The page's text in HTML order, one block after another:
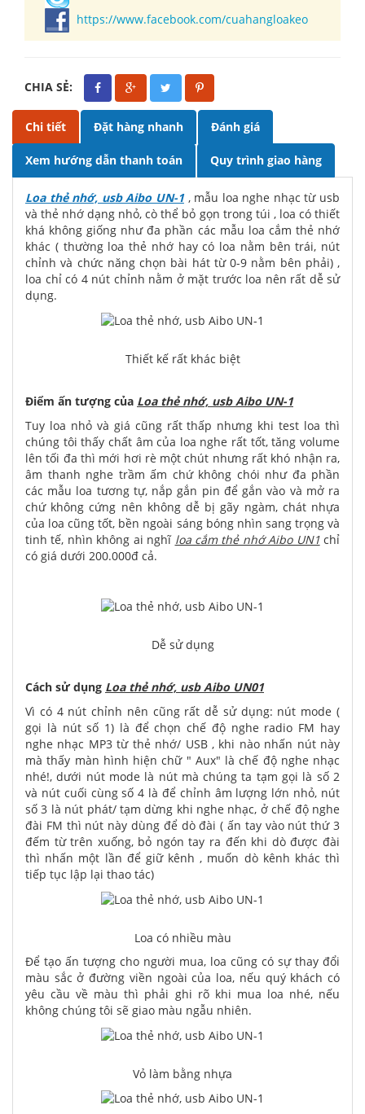
https://www.facebook.com/cuahangloakeo
CHIA SẺ:
Chi tiết Đặt hàng nhanh Đánh giá
Xem hướng dẫn thanh toán Quy trình giao hàng
Loa thẻ nhớ, usb Aibo UN-1, mẫu loa nghe nhạc từ usb
và thẻ nhớ dạng nhỏ, cò thể bỏ gọn trong túi , loa có thiết
khá không giống như đa phần các mẫu loa cắm thẻ nhớ
khác ( thường loa thẻ nhớ hay có loa nằm bên trái, nút
chỉnh và chức năng chọn bài hát từ 0-9 nằm bên phải) ,
loa chỉ có 4 nút chỉnh nằm ở mặt trước loa nên rất dễ sử
dụng.
Thiết kế rất khác biệt
Điểm ấn tượng của Loa thẻ nhớ, usb Aibo UN-1
Tuy loa nhỏ và giá cũng rất thấp nhưng khi test loa thì
chúng tôi thấy chất âm của loa nghe rất tốt, tăng volume
lên tối đa thì mới hơi rè một chút nhưng rất khó nhận ra,
âm thanh nghe trầm ấm chứ không chói như đa phần
các mẫu loa tương tự, nắp gắn pin để gắn vào và mở ra
chứ không cứng nên không dễ bị gãy ngàm, chát nhựa
của loa cũng tốt, bền ngoài sáng bóng nhìn sang trọng và
tinh tế, nhìn không ai nghĩ loa cắm thẻ nhớ Aibo UN1chỉ
có giá dưới 200.000đ cả.
Dễ sử dụng
Cách sử dụng Loa thẻ nhớ, usb Aibo UN01
Vì có 4 nút chỉnh nên cũng rất dễ sử dụng: nút mode (
gọi là nút số 1) là để chọn chế độ nghe radio FM hay
nghe nhạc MP3 từ thẻ nhớ/ USB , khi nào nhấn nút này
mà thấy màn hình hiện chữ " Aux" là chế độ nghe nhạc
nhé!, dưới nút mode là nút mà chúng ta tạm gọi là số 2
và nút cuối cùng số 4 là để chỉnh âm lượng lớn nhỏ, nút
số 3 là nút phát/ tạm dừng khi nghe nhạc, ở chế độ nghe
đài FM thì nút này dùng để dò đài ( ấn tay vào nút thứ 3
đếm từ trên xuống, bỏ ngón tay ra đến khi dò được đài
thì nhấn một lần để giữ kênh , muốn dò kênh khác thì
tiếp tục lập lại thao tác)
Loa có nhiều màu
Để tạo ấn tượng cho người mua, loa cũng có sự thay đổi
màu sắc ở đường viền ngoài của loa, nếu quý khách có
yêu cầu về màu thì phải ghi rõ khi mua loa nhé, nếu
không chúng tôi sẽ giao màu ngẫu nhiên.
Vỏ làm bằng nhựa